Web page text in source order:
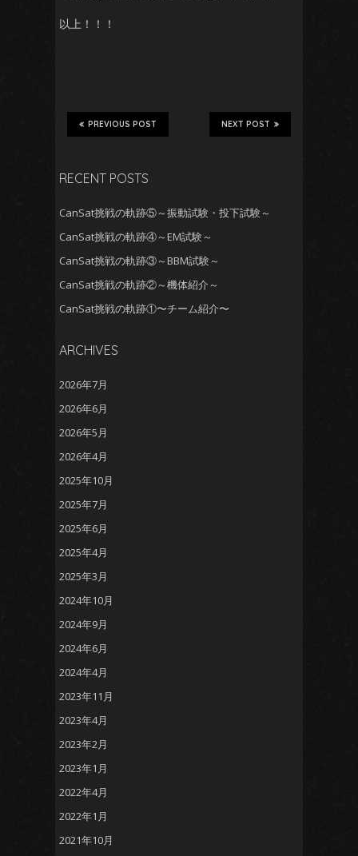
以上！！！
NEXT POST
PREVIOUS POST
RECENT POSTS
CanSat挑戦の軌跡⑤～振動試験・投下試験～
CanSat挑戦の軌跡④～EM試験～
CanSat挑戦の軌跡③～BBM試験～
CanSat挑戦の軌跡②～機体紹介～
CanSat挑戦の軌跡①〜チーム紹介〜
ARCHIVES
2026年7月
2026年6月
2026年5月
2026年4月
2025年10月
2025年7月
2025年6月
2025年4月
2025年3月
2024年10月
2024年9月
2024年6月
2024年4月
2023年11月
2023年4月
2023年2月
2023年1月
2022年4月
2022年1月
2021年10月